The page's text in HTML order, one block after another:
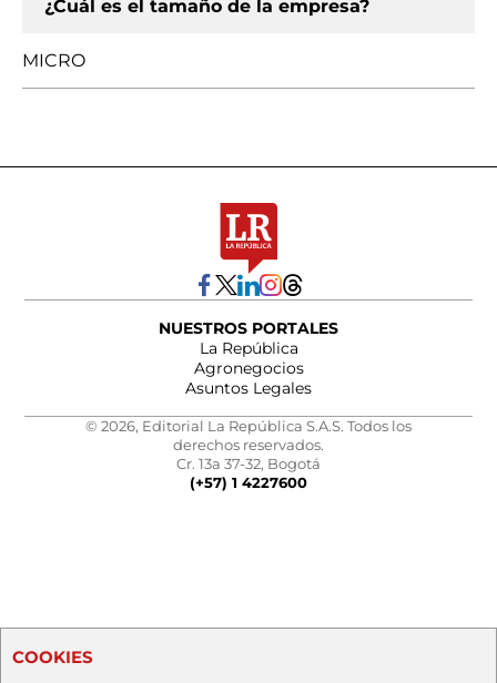
¿Cuál es el tamaño de la empresa?
MICRO
NUESTROS PORTALES
La República
Agronegocios
Asuntos Legales
© 2026, Editorial La República S.A.S. Todos los
derechos reservados.
Cr. 13a 37-32, Bogotá
(+57) 1 4227600
COOKIES